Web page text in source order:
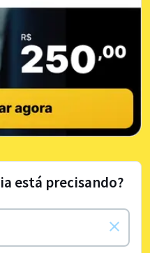
está precisando?